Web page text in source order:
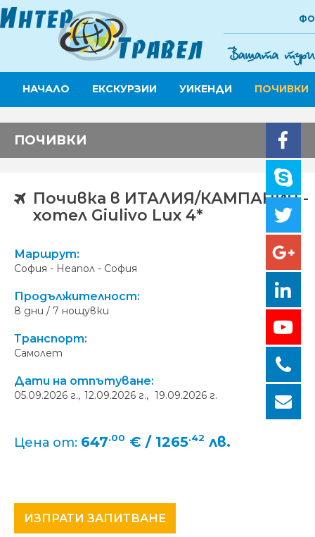
НАЧАЛО ЕКСКУРЗИИ УИКЕНДИ ПОЧИВКИ
ПОЧИВКИ
Почивка в ИТАЛИЯ/КАМПАНИЯ -
хотел Giulivo Lux 4*
Маршрут:
София - Неапол - София
Продължителност:
8 дни / 7 нощувки
Транспорт:
Самолет
Дати на отпътуване:
05.09.2026 г.,12.09.2026 г., 19.09.2026 г.
Цена от: 647.00 € / 1265.42 лв.
ИЗПРАТИ ЗАПИТВАНЕ